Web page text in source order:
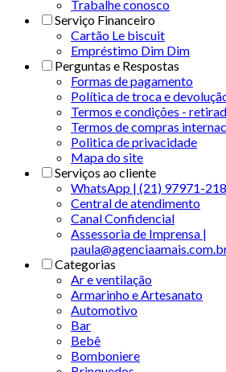
Trabalhe conosco
Serviço Financeiro
Cartão Le biscuit
Empréstimo Dim Dim
Perguntas e Respostas
Formas de pagamento
Política de troca e
Termos e condições -
Termos de compras
Politica de privacidade
Mapa do site
Serviços ao cliente
WhatsApp | (21) 97971-
Central de atendimento
Canal Confidencial
Assessoria de Imprensa |
Categorias
Ar e ventilação
Armarinho e Artesanato
Automotivo
Bar
Bebê
Bomboniere